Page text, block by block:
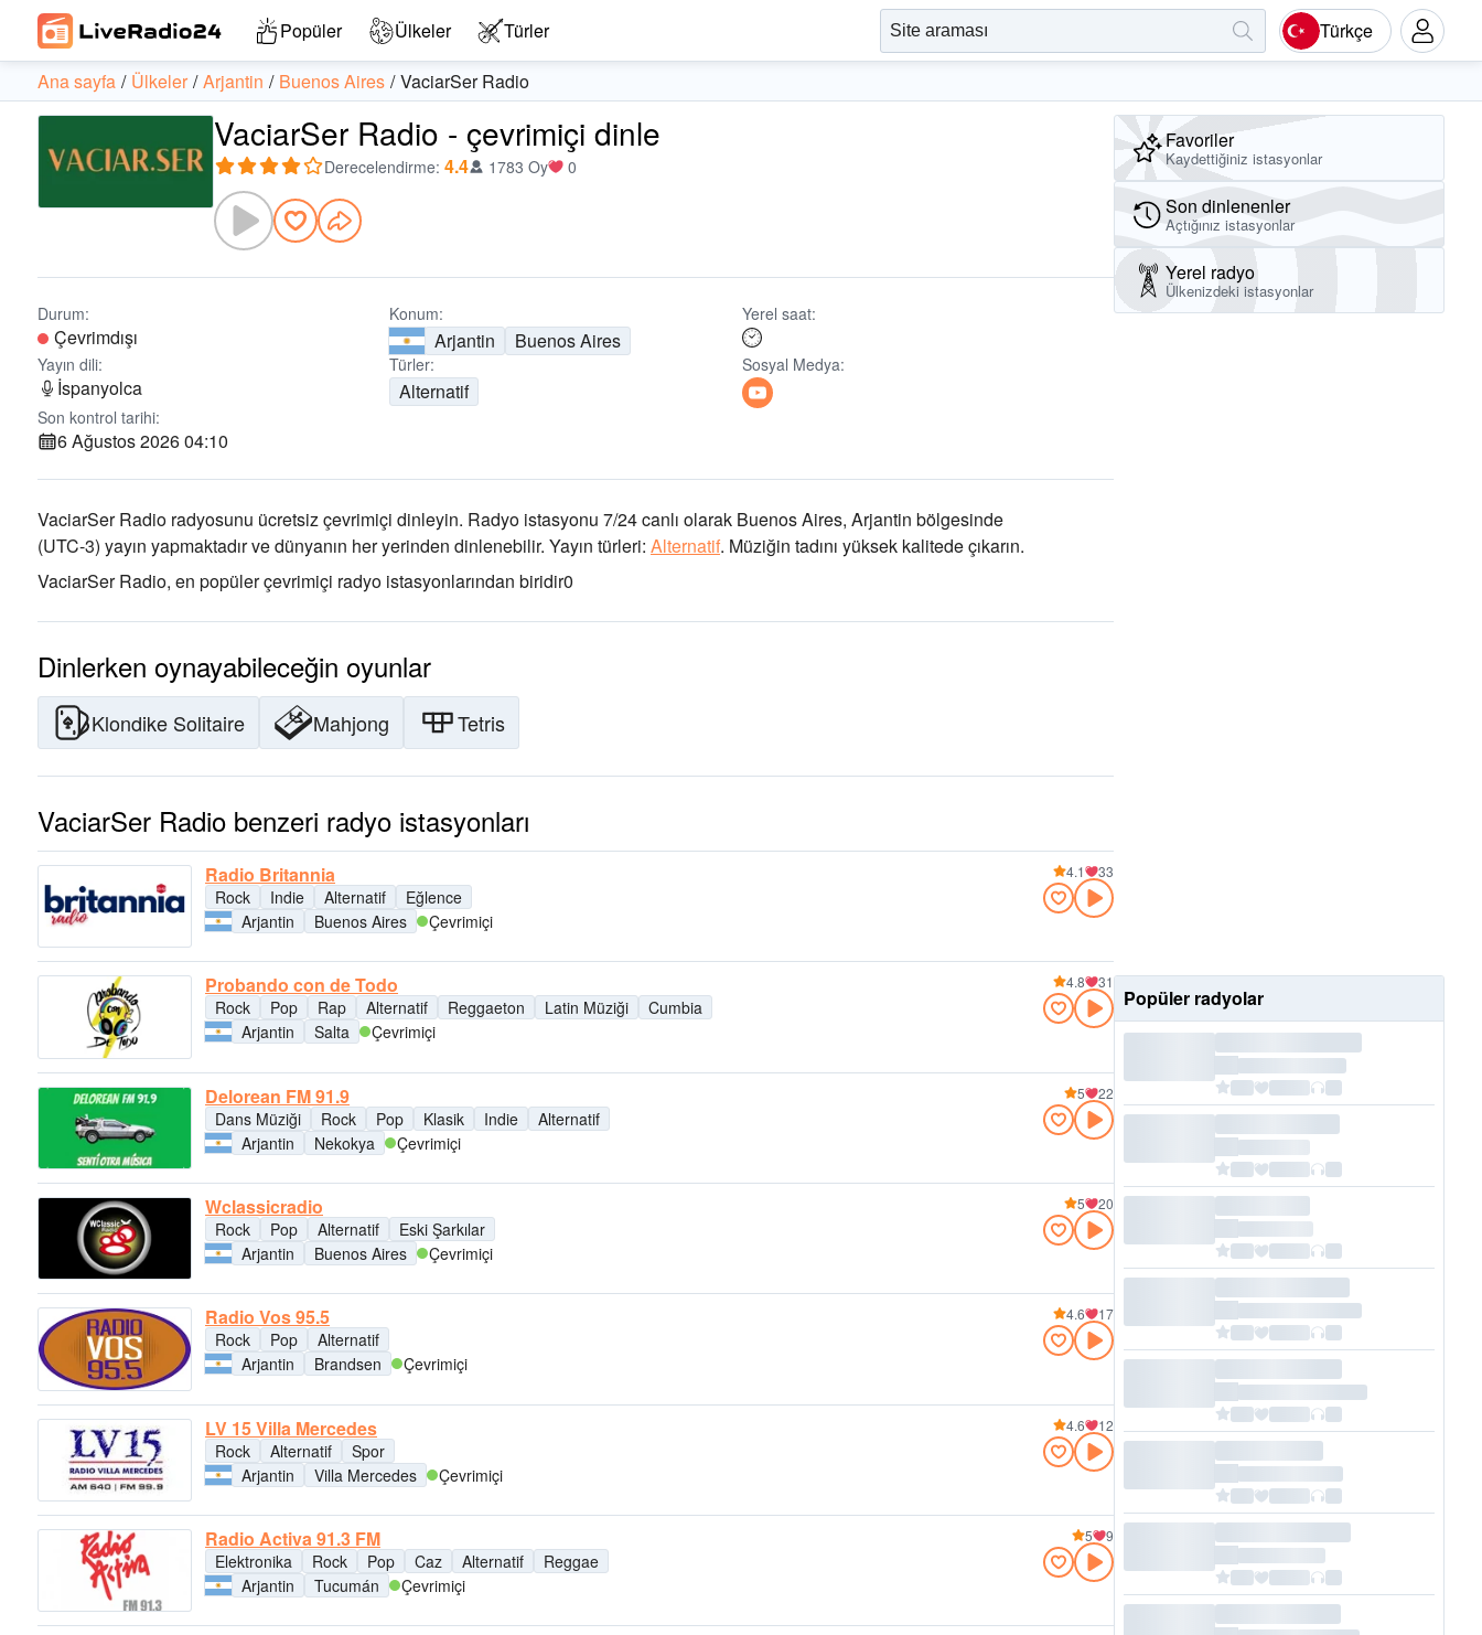
Popüler Ülkeler Türler Türkçe
Ana sayfa Ülkeler Arjantin Buenos Aires VaciarSer Radio
VaciarSer Radio - çevrimiçi dinle
Derecelendirme: 4.4 1783 Oy 0
Durum:
Çevrimdışı
Konum:
Arjantin Buenos Aires
Yerel saat:
Yayın dili:
İspanyolca
Türler:
Alternatif
Sosyal Medya:
Son kontrol tarihi:
6 Ağustos 2026 04:10
VaciarSer Radio radyosunu ücretsiz çevrimiçi dinleyin. Radyo istasyonu 7/24 canlı olarak Buenos Aires, Arjantin bölgesinde
(UTC-3) yayın yapmaktadır ve dünyanın her yerinden dinlenebilir. Yayın türleri: Alternatif. Müziğin tadını yüksek kalitede çıkarın.
VaciarSer Radio, en popüler çevrimiçi radyo istasyonlarından biridir0
Dinlerken oynayabileceğin oyunlar
Klondike Solitaire Mahjong Tetris
VaciarSer Radio benzeri radyo istasyonları
Radio Britannia
Rock Indie Alternatif
Eğlence
Arjantin
Buenos Aires Çevrimiçi
4.1 33
Probando con de Todo
Rock Pop Rap Alternatif Reggaeton Latin Müziği
Cumbia
Arjantin
Salta Çevrimiçi
4.8 31
Delorean FM 91.9
Dans Müziği Rock Pop Klasik Indie
Alternatif
Arjantin
Nekokya Çevrimiçi
5 22
Wclassicradio
Rock Pop Alternatif
Eski Şarkılar
Arjantin
Buenos Aires Çevrimiçi
5 20
Radio Vos 95.5
Rock Pop
Alternatif
Arjantin
Brandsen Çevrimiçi
4.6 17
LV 15 Villa Mercedes
Rock Alternatif
Spor
Arjantin
Villa Mercedes Çevrimiçi
4.6 12
Radio Activa 91.3 FM
Elektronika Rock Pop Caz Alternatif
Reggae
Arjantin
Tucumán Çevrimiçi
5 9
Favoriler
Kaydettiğiniz istasyonlar
Son dinlenenler
Açtığınız istasyonlar
Yerel radyo
Ülkenizdeki istasyonlar
Popüler radyolar